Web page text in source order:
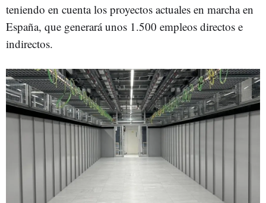
teniendo en cuenta los proyectos actuales en marcha en
España, que generará unos 1.500 empleos directos e
indirectos.